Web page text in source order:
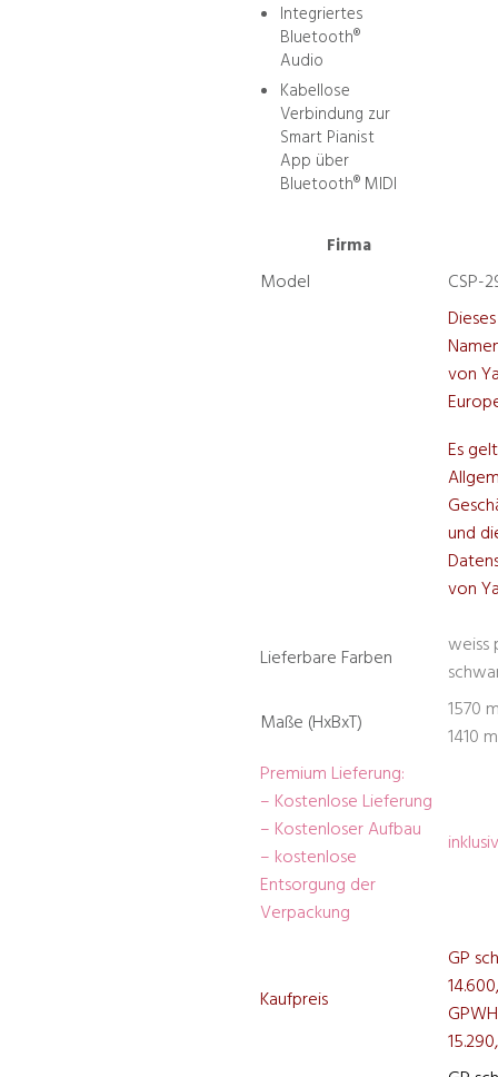
Integriertes
Bluetooth®
Audio
Kabellose
Verbindung zur
Smart Pianist
App über
Bluetooth® MIDI
Firma
Model
CSP-
von
Es
und
von
Lieferbare Farben
weiss
Maße (HxBxT)
1570
1410
Premium Lieferung:
– Kostenlose Lieferung
– Kostenloser Aufbau
– kostenlose
Entsorgung der
Verpackung
Kaufpreis
GP